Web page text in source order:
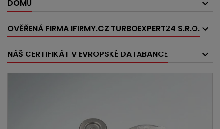
DOMŮ
OVĚŘENÁ FIRMA IFIRMY.CZ TURBOEXPERT24 S.R.O.
NÁŠ CERTIFIKÁT V EVROPSKÉ DATABANCE